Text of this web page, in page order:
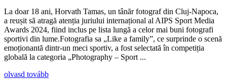
La doar 18 ani, Horvath Tamas, un tânăr fotograf din Cluj-Napoca,
a reușit să atragă atenția juriului internațional al AIPS Sport Media
Awards 2024, fiind inclus pe lista lungă a celor mai buni fotografi
sportivi din lume.Fotografia sa „Like a family”, ce surprinde o scenă
emoționantă dintr-un meci sportiv, a fost selectată în competiția
globală la categoria „Photography – Sport ...
olvasd tovább